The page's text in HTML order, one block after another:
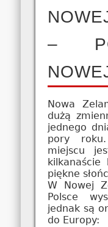
–
Nowa
dużą
jednego
pory
miejscu
kilkanaście
piękne
W Nowej
Polsce
jednak są
do Europy: